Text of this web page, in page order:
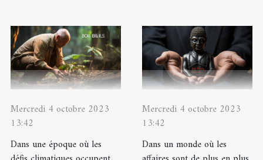
Mercredi 4 octobre 2023
13:42
Dans une époque où les
Mercredi 4 octobre 2023
13:42
Dans un monde où les